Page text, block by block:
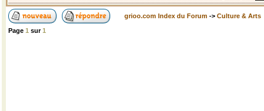
grioo.com Index du Forum -> Culture & Arts
Page 1 sur1